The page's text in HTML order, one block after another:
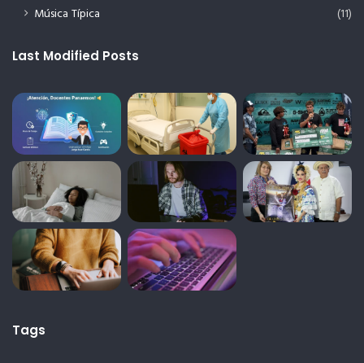
Música Típica
(11)
Last Modified Posts
Tags